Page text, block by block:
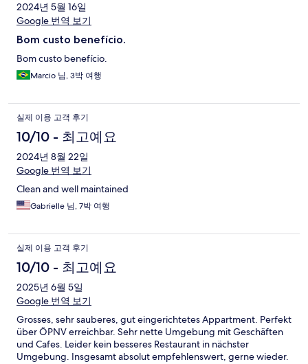
2024년 5월 16일
Google 번역 보기
Bom custo benefício.
Bom custo benefício.
Marcio 님, 3박 여행
실제 이용 고객 후기
10/10 - 최고예요
2024년 8월 22일
Google 번역 보기
Clean and well maintained
Gabrielle 님, 7박 여행
실제 이용 고객 후기
10/10 - 최고예요
2025년 6월 5일
Google 번역 보기
Grosses, sehr sauberes, gut eingerichtetes Appartment. Perfekt
über ÖPNV erreichbar. Sehr nette Umgebung mit Geschäften
und Cafes. Leider kein besseres Restaurant in nächster
Umgebung. Insgesamt absolut empfehlenswert, gerne wieder.